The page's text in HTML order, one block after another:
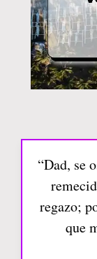
“Dad, se
regazo;
que